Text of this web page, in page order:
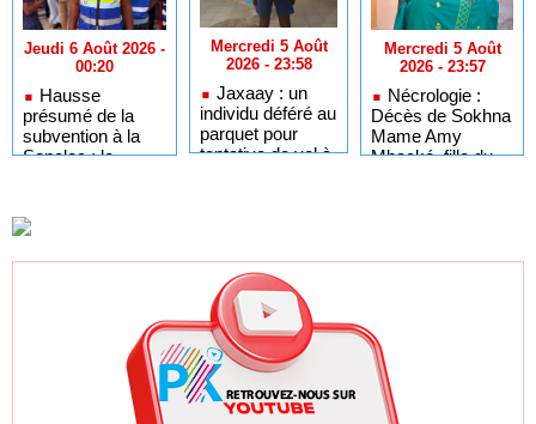
Jeudi 6 Août 2026 -
00:20
Hausse
présumé de la
subvention à la
Senelec : le
mais exige un
élargissement des
tranches tarifaires
Mercredi 5 Août
2026 - 23:58
Jaxaay : un
individu déféré au
parquet pour
tentative de vol à
Mercredi 5 Août
2026 - 23:57
Nécrologie :
Décès de Sokhna
Mame Amy
Mbacké, fille du